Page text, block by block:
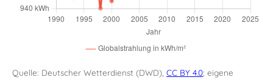
Quelle: Deutscher Wetterdienst (DWD), CC BY 4.0; eigene